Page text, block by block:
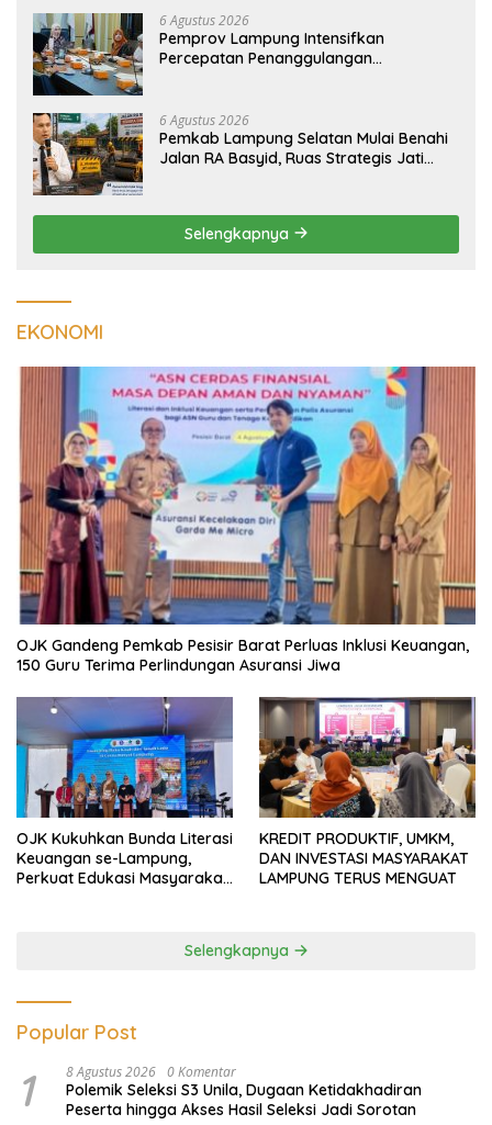
6 Agustus 2026
Pemprov Lampung Intensifkan
Percepatan Penanggulangan
6 Agustus 2026
Pemkab Lampung Selatan Mulai Benahi
Jalan RA Basyid, Ruas Strategis Jati
Selengkapnya
EKONOMI
OJK Gandeng Pemkab Pesisir Barat Perluas Inklusi Keuangan,
150 Guru Terima Perlindungan Asuransi Jiwa
OJK Kukuhkan Bunda Literasi
Keuangan se-Lampung,
Perkuat Edukasi Masyarakat
KREDIT PRODUKTIF, UMKM,
DAN INVESTASI MASYARAKAT
LAMPUNG TERUS MENGUAT
Selengkapnya
Popular Post
1 8 Agustus 2026 0 Komentar
Polemik Seleksi S3 Unila, Dugaan Ketidakhadiran
Peserta hingga Akses Hasil Seleksi Jadi Sorotan